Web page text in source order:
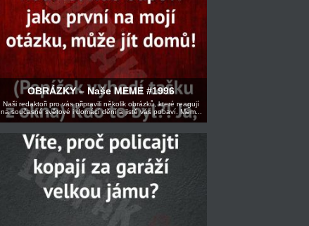
OBRÁZKY – Naše MEME #1996
Naši redaktoři pro vás připravili několik obrázků, které reagují
na současné světové i domácí dění a jistě vás pobaví. Mem...